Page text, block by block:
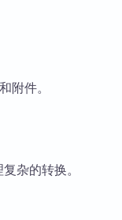
附件。
杂的转换。